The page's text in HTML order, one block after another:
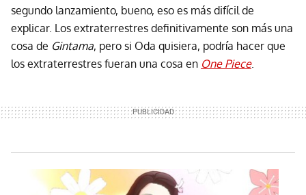
segundo lanzamiento, bueno, eso es más difícil de
explicar. Los extraterrestres definitivamente son más una
cosa de Gintama, pero si Oda quisiera, podría hacer que
los extraterrestres fueran una cosa en One Piece.